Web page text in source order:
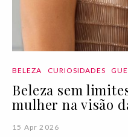
BELEZA CURIOSIDADES
Beleza sem
mulher na visão
15 Apr 2026